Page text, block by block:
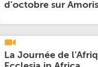
d'octobre sur
La Journée de